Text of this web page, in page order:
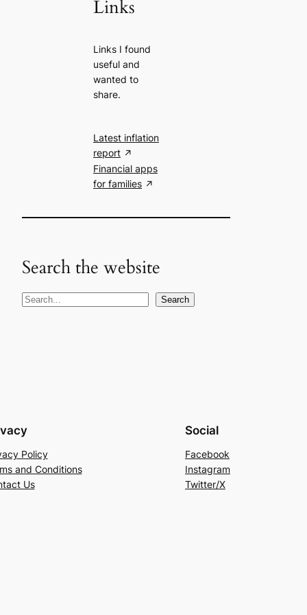
Links
Links I found
useful and
wanted to
share.
Latest inflation
report
Financial apps
for families
Search the website
S
Search
Policy
and Conditions
Us
Social
Facebook
Instagram
Twitter/X